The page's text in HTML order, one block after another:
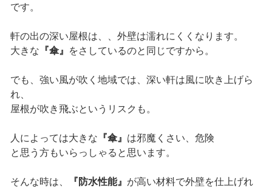
です。
軒の出の深い屋根は、、外壁は濡れにくくなります。
大きな 『傘』 をさしているのと同じですから。
でも、強い風が吹く地域では、深い軒は風に吹き上げら
れ、
屋根が吹き飛ぶというリスクも。
人によっては大きな 『傘』 は邪魔くさい、危険
と思う方もいらっしゃると思います。
そんな時は、 『防水性能』 が高い材料で外壁を仕上げれ